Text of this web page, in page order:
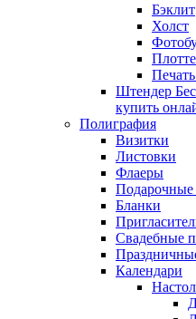
Бэклит
Холст
Штендер
купить
Полиграфия
Визитки
Листовки
Флаеры
Подарочные
Бланки
Свадебные
Календари